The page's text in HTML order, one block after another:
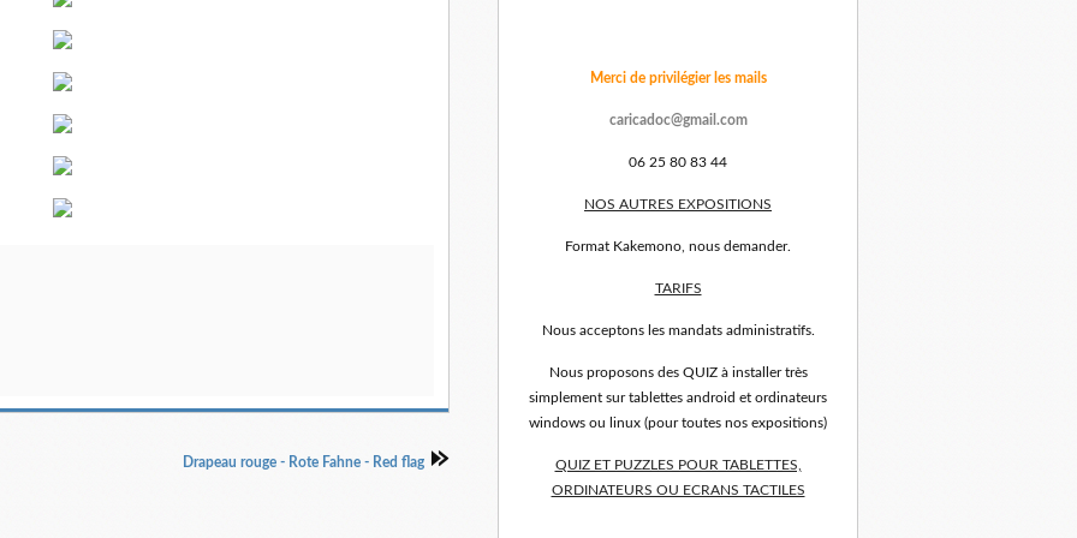
Drapeau rouge - Rote Fahne - Red flag
Merci de privilégier les mails
caricadoc@gmail.com
06 25 80 83 44
NOS AUTRES EXPOSITIONS
Format Kakemono, nous demander.
TARIFS
Nous acceptons les mandats administratifs.
Nous proposons des QUIZ à installer très
simplement sur tablettes android et ordinateurs
windows ou linux (pour toutes nos expositions)
QUIZ ET PUZZLES POUR TABLETTES,
ORDINATEURS OU ECRANS TACTILES